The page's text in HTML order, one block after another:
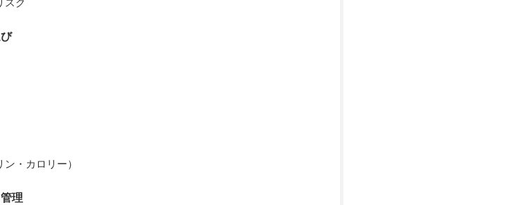
・カロリー）
理